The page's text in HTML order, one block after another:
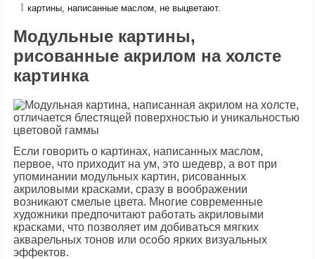
картины, написанные маслом, не выцветают.
Модульные картины,
рисованные акрилом на холсте
картинка
Если говорить о картинах, написанных маслом,
первое, что приходит на ум, это шедевр, а вот при
упоминании модульных картин, рисованных
акриловыми красками, сразу в воображении
возникают смелые цвета. Многие современные
художники предпочитают работать акриловыми
красками, что позволяет им добиваться мягких
акварельных тонов или особо ярких визуальных
эффектов.